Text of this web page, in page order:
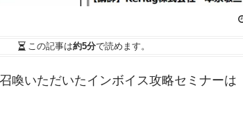
この記事は約5分で読めます。
喚いただいたインボイス攻略セミナーは